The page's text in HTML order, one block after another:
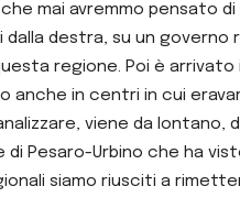
mai avremmo pensato
dalla destra, su un
regione. Poi è
anche in centri in cui
viene da lontano,
Pesaro-Urbino che ha
siamo riusciti a